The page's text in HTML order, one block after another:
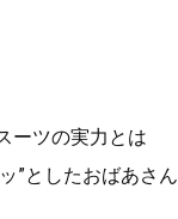
ーツの実力とは
”としたおばあさん